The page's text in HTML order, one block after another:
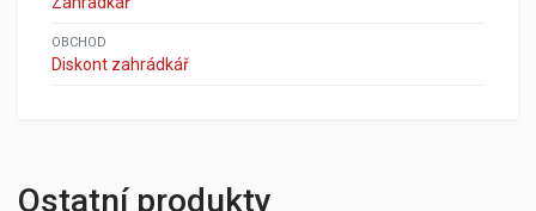
OBCHOD
Diskont zahrádkář
Ostatní produkty